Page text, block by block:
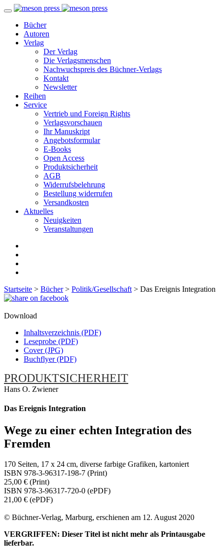
Bücher
Autoren
Verlag
Der Verlag
Die Verlagsmenschen
Nachwuchspreis des Büchner-Verlags
Kontakt
Newsletter
Reihen
Service
Vertrieb und Foreign Rights
Verlagsvorschauen
Ihr Manuskript
Angebotsformular
E-Books
Open Access
Produktsicherheit
AGB
Widerrufsbelehrung
Bestellung widerrufen
Versandkosten
Aktuelles
Neuigkeiten
Veranstaltungen
Startseite > Bücher> Politik/Gesellschaft > Das Ereignis Integration
Download
Inhaltsverzeichnis (PDF)
Leseprobe (PDF)
Cover (JPG)
Buchflyer (PDF)
PRODUKTSICHERHEIT
Hans O. Zwiener
Das Ereignis Integration
Wege zu einer echten Integration des
Fremden
170 Seiten, 17 x 24 cm, diverse farbige Grafiken, kartoniert
ISBN 978-3-96317-198-7 (Print)
25,00 € (Print)
ISBN 978-3-96317-720-0 (ePDF)
21,00 € (ePDF)
© Büchner-Verlag, Marburg, erschienen am 12. August 2020
VERGRIFFEN: Dieser Titel ist nicht mehr als Printausgabe
lieferbar.